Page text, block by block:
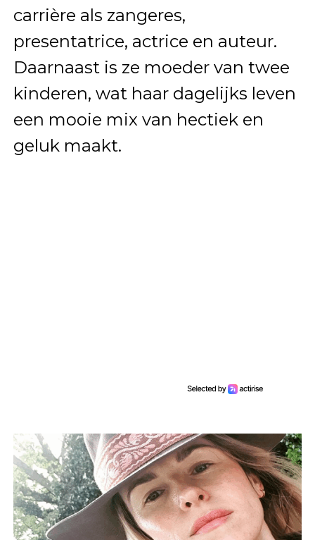
carrière als zangeres,
presentatrice, actrice en auteur.
Daarnaast is ze moeder van twee
kinderen, wat haar dagelijks leven
een mooie mix van hectiek en
geluk maakt.